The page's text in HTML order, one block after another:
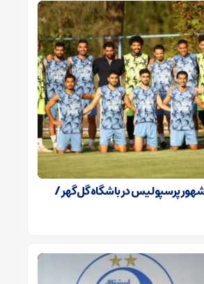
مشهور پرسپولیس در باشگاه گل‌گهر /